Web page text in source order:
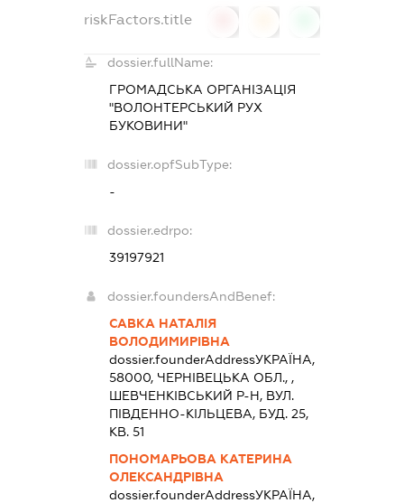
riskFactors.title
dossier.fullName:
ГРОМАДСЬКА ОРГАНІЗАЦІЯ
"ВОЛОНТЕРСЬКИЙ РУХ
БУКОВИНИ"
dossier.opfSubType:
-
dossier.edrpo:
39197921
dossier.foundersAndBenef:
САВКА НАТАЛІЯ
ВОЛОДИМИРІВНА
dossier.founderAddressУКРАЇНА,
58000, ЧЕРНIВЕЦЬКА ОБЛ., ,
ШЕВЧЕНКІВСЬКИЙ Р-Н, ВУЛ.
ПІВДЕННО-КІЛЬЦЕВА, БУД. 25,
КВ. 51
ПОНОМАРЬОВА КАТЕРИНА
ОЛЕКСАНДРІВНА
dossier.founderAddressУКРАЇНА,